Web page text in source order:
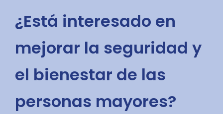
¿Está interesado en
mejorar la seguridad y
el bienestar de las
personas mayores?